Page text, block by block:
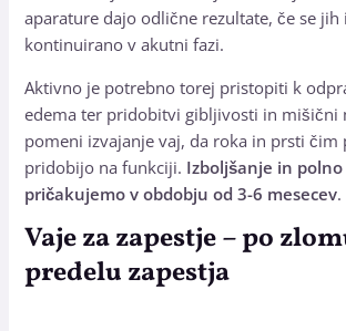
aparature dajo odlične rezultate, če se jih
kontinuirano v akutni fazi.
Aktivno je potrebno torej pristopiti k
edema ter pridobitvi gibljivosti in mišični
pomeni izvajanje vaj, da roka in prsti čim
pridobijo na funkciji. Izboljšanje in
pričakujemo v obdobju od 3-6 mesecev.
Vaje za zapestje – po
predelu zapestja